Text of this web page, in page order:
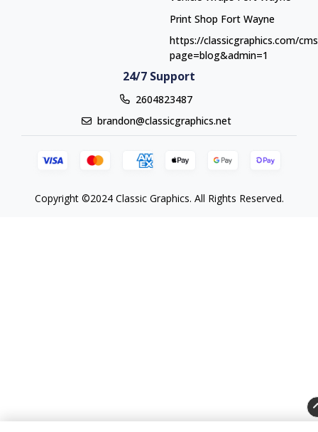
Vehicle Wraps Fort Wayne
Print Shop Fort Wayne
Print Shop Fort Wayne
https://classicgraphics.com/
page=blog&admin=1
24/7 Support
2604823487
brandon@classicgraphics.net
Copyright ©2024 Classic Graphics. All Rights Reserved.